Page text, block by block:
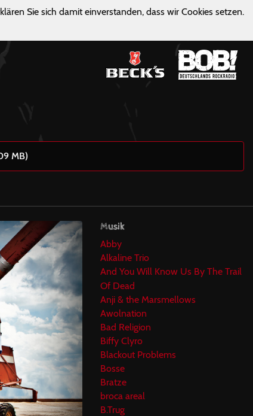
Sie sich damit einverstanden, dass wir Cookies setzen.
MB)
Musik
Abby
Alkaline Trio
And You Will Know Us By The Trail
Of Dead
Anji & the Marsmellows
Awolnation
Bad Religion
Biffy Clyro
Blackout Problems
Bosse
Bratze
broca areal
B.Trug